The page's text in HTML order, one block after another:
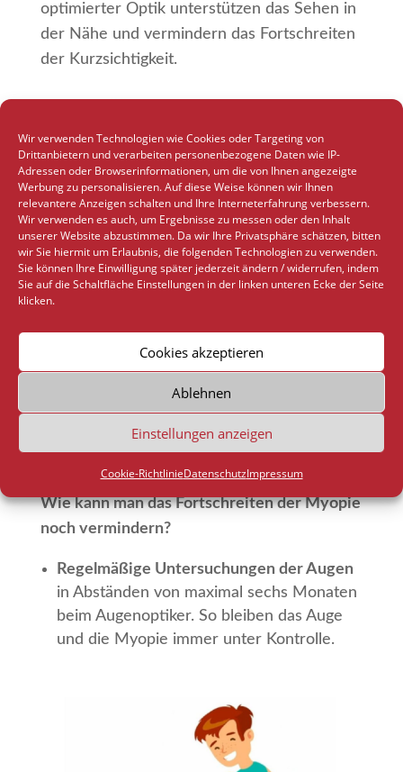
Wir verwenden Technologien wie Cookies oder Targeting von
Drittanbietern und verarbeiten personenbezogene Daten wie IP-
Adressen oder Browserinformationen, um die von Ihnen angezeigte
Werbung zu personalisieren. Auf diese Weise können wir Ihnen
relevantere Anzeigen schalten und Ihre Interneterfahrung verbessern.
Wir verwenden es auch, um Ergebnisse zu messen oder den Inhalt
unserer Website abzustimmen. Da wir Ihre Privatsphäre schätzen, bitten
wir Sie hiermit um Erlaubnis, die folgenden Technologien zu verwenden.
Sie können Ihre Einwilligung später jederzeit ändern / widerrufen, indem
Sie auf die Schaltfläche Einstellungen in der linken unteren Ecke der Seite
klicken.
Cookies akzeptieren
Ablehnen
Einstellungen anzeigen
Cookie-RichtlinieDatenschutzImpressum
optimierter Optik unterstützen das Sehen in
der Nähe und vermindern das Fortschreiten
der Kurzsichtigkeit.
Atropin-Augentropfen
Atropin Augentropfen.
Atropin Augentropfen werden von
Augenärzten verordnet, um das
Wie kann man das Fortschreiten der Myopie
noch vermindern?
Regelmäßige Untersuchungen der Augen
in Abständen von maximal sechs Monaten
beim Augenoptiker. So bleiben das Auge
und die Myopie immer unter Kontrolle.